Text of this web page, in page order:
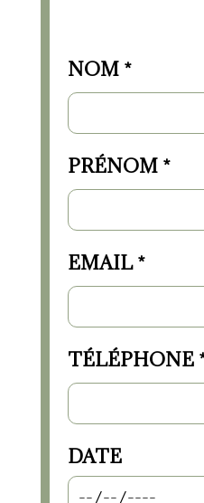
NOM *
PRÉNOM *
EMAIL *
TÉLÉPHONE
DATE